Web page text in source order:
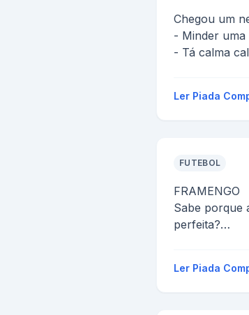
Chegou um
- Minder uma
- Tá calma
Ler Piada
FUTEBOL
FRAMENGO
Sabe porque
perfeita?
Ler Piada